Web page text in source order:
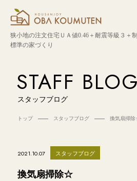
狭小地の注文住宅ＵＡ値0.46＋耐震等級３＋
標準の家づくり
STAFF BLOG
スタッフブログ
トップ スタッフブログ 換気扇掃
2021.10.07 スタッフブログ
換気扇掃除☆